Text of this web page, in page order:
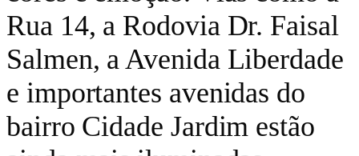
Rua 14, a Rodovia Dr. Faisal
Salmen, a Avenida Liberdade
e importantes avenidas do
bairro Cidade Jardim estão